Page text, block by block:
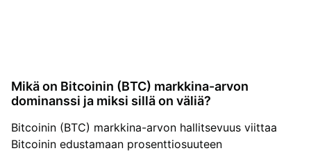
Mikä on Bitcoinin (BTC) markkina-arvon
dominanssi ja miksi sillä on väliä?
Bitcoinin (BTC) markkina-arvon hallitsevuus viittaa
Bitcoinin edustamaan prosenttiosuuteen